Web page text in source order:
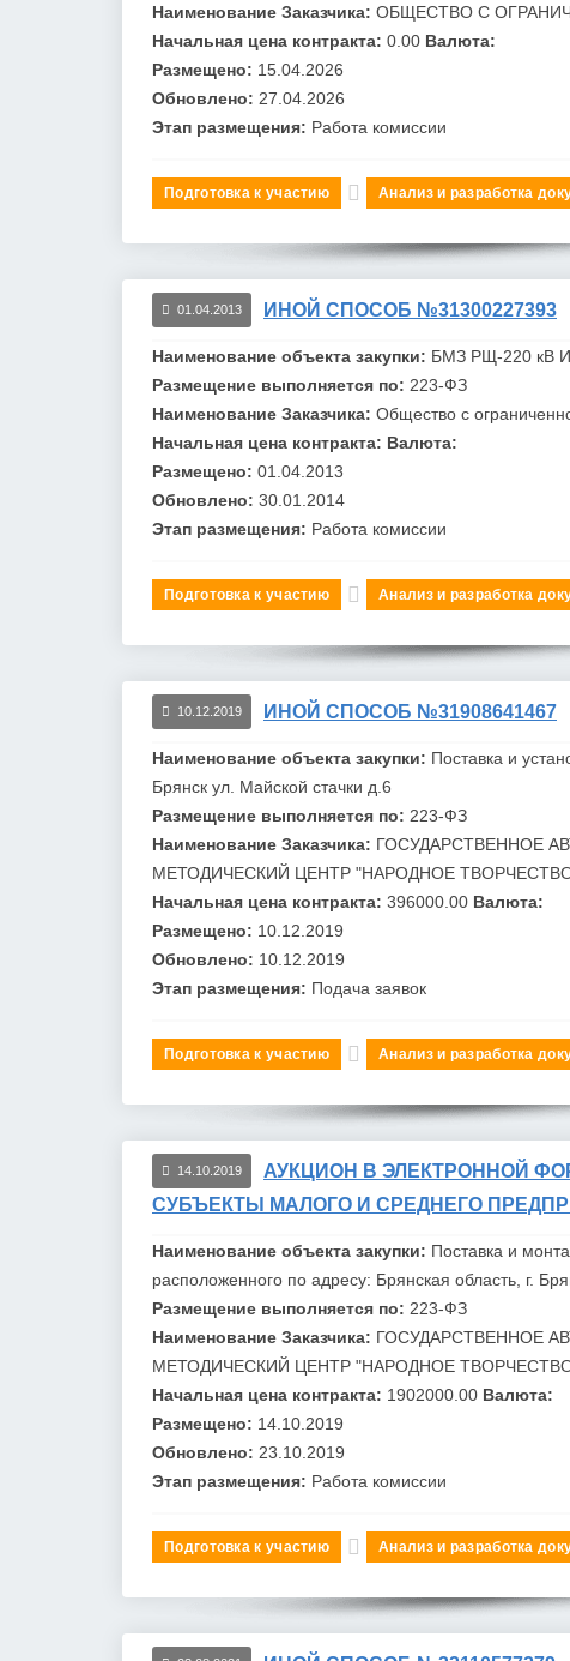
Наименование Заказчика: ОБЩЕСТВО С
Начальная цена контракта: 0.00 Валюта:
Размещено: 15.04.2026
Обновлено: 27.04.2026
Этап размещения: Работа комиссии
Подготовка к участию Анализ и разработка
01.04.2013 ИНОЙ СПОСОБ №31300227393
Наименование объекта закупки: БМЗ РЩ-220 кВ
Размещение выполняется по: 223-ФЗ
Наименование Заказчика: Общество с
Начальная цена контракта: Валюта:
Размещено: 01.04.2013
Обновлено: 30.01.2014
Этап размещения: Работа комиссии
Подготовка к участию Анализ и разработка
10.12.2019 ИНОЙ СПОСОБ №31908641467
Наименование объекта закупки: Поставка и
Брянск ул. Майской стачки д.6
Размещение выполняется по: 223-ФЗ
Наименование Заказчика: ГОСУДАРСТВЕННОЕ
МЕТОДИЧЕСКИЙ ЦЕНТР "НАРОДНОЕ
Начальная цена контракта: 396000.00 Валюта:
Размещено: 10.12.2019
Обновлено: 10.12.2019
Этап размещения: Подача заявок
Подготовка к участию Анализ и разработка
14.10.2019
АУКЦИОН В ЭЛЕКТРОННОЙ
СУБЪЕКТЫ МАЛОГО И СРЕДНЕГО
Наименование объекта закупки: Поставка и
расположенного по адресу: Брянская область, г.
Размещение выполняется по: 223-ФЗ
Наименование Заказчика: ГОСУДАРСТВЕННОЕ
МЕТОДИЧЕСКИЙ ЦЕНТР "НАРОДНОЕ
Начальная цена контракта: 1902000.00 Валюта:
Размещено: 14.10.2019
Обновлено: 23.10.2019
Этап размещения: Работа комиссии
Подготовка к участию Анализ и разработка